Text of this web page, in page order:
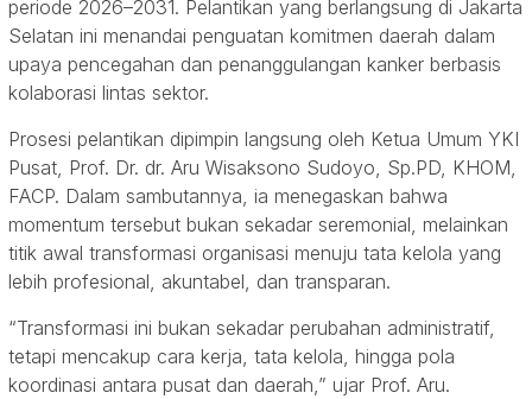
periode 2026–2031. Pelantikan yang berlangsung di Jakarta
Selatan ini menandai penguatan komitmen daerah dalam
upaya pencegahan dan penanggulangan kanker berbasis
kolaborasi lintas sektor.
Prosesi pelantikan dipimpin langsung oleh Ketua Umum YKI
Pusat, Prof. Dr. dr. Aru Wisaksono Sudoyo, Sp.PD, KHOM,
FACP. Dalam sambutannya, ia menegaskan bahwa
momentum tersebut bukan sekadar seremonial, melainkan
titik awal transformasi organisasi menuju tata kelola yang
lebih profesional, akuntabel, dan transparan.
“Transformasi ini bukan sekadar perubahan administratif,
tetapi mencakup cara kerja, tata kelola, hingga pola
koordinasi antara pusat dan daerah,” ujar Prof. Aru.